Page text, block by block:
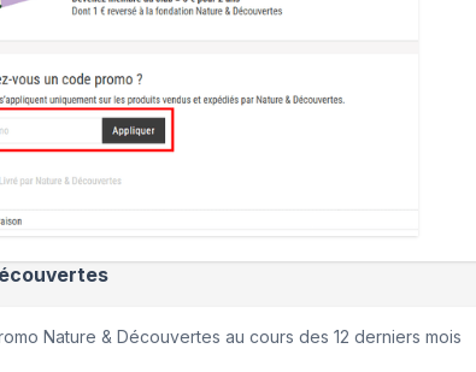
Nature & Découvertes au cours des 12 derniers mois